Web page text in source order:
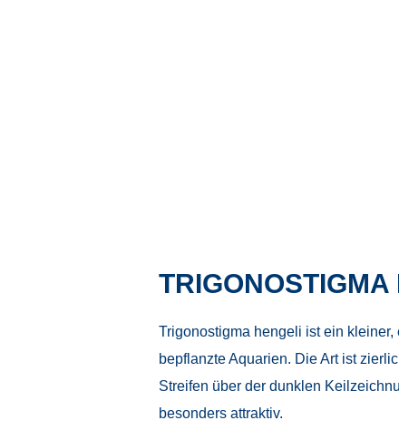
Trigonostigma hengeli ist ein
bepflanzte Aquarien. Die Art ist
Streifen über der dunklen
besonders attraktiv.